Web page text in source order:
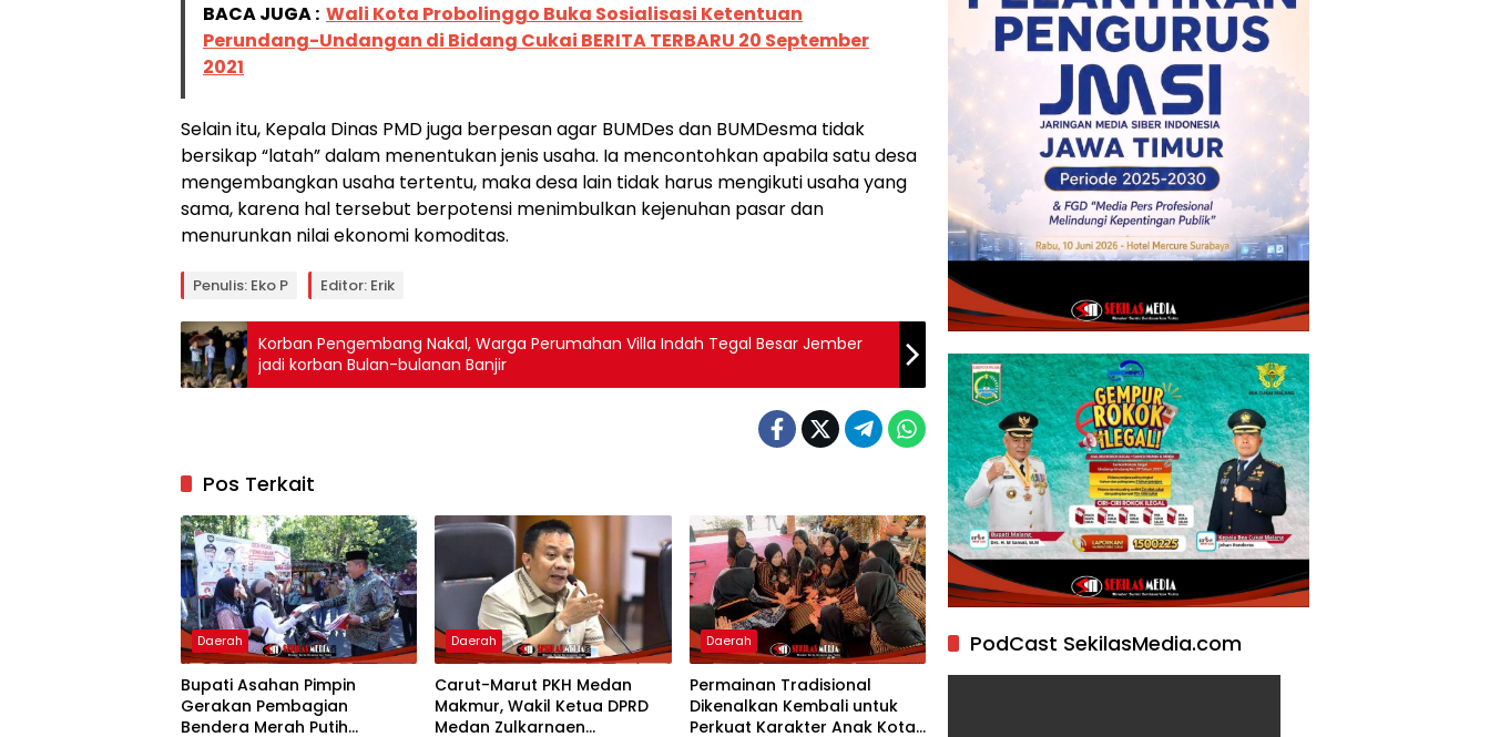
BACA JUGA : Wali Kota Probolinggo Buka Sosialisasi Ketentuan
Perundang-Undangan di Bidang Cukai BERITA TERBARU 20 September
2021
Selain itu, Kepala Dinas PMD juga berpesan agar BUMDes dan BUMDesma tidak
bersikap “latah” dalam menentukan jenis usaha. Ia mencontohkan apabila satu desa
mengembangkan usaha tertentu, maka desa lain tidak harus mengikuti usaha yang
sama, karena hal tersebut berpotensi menimbulkan kejenuhan pasar dan
menurunkan nilai ekonomi komoditas.
Penulis: Eko P Editor: Erik
Korban Pengembang Nakal, Warga Perumahan Villa Indah Tegal Besar Jember
jadi korban Bulan-bulanan Banjir
Pos Terkait
Daerah
Bupati Asahan Pimpin
Gerakan Pembagian
Bendera Merah Putih
Daerah
Carut-Marut PKH Medan
Makmur, Wakil Ketua DPRD
Medan Zulkarnaen
Daerah
Permainan Tradisional
Dikenalkan Kembali untuk
Perkuat Karakter Anak Kota
PodCast SekilasMedia.com